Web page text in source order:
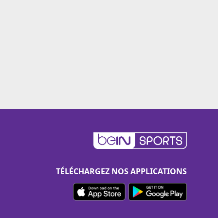
TÉLÉCHARGEZ NOS APPLICATIONS